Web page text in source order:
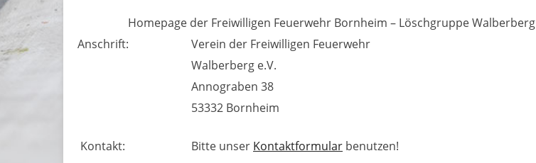
Homepage der Freiwilligen Feuerwehr Bornheim – Löschgruppe Walberberg
Anschrift:
Verein der Freiwilligen Feuerwehr
Walberberg e.V.
Annograben 38
53332 Bornheim
Kontakt: Bitte unser Kontaktformular benutzen!